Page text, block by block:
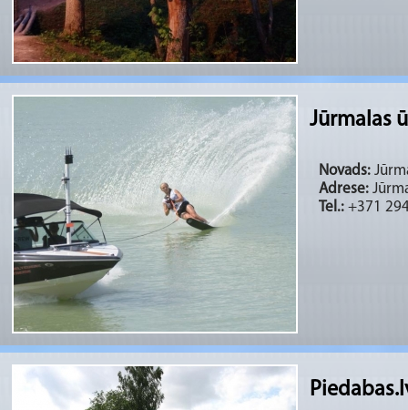
Jūrmalas
Novads:
Adrese:
Tel.: +371